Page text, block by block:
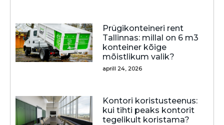
Prügikonteineri rent
Tallinnas: millal on 6 m3
konteiner kõige
mõistlikum valik?
aprill 24, 2026
Kontori koristusteenus:
kui tihti peaks kontorit
tegelikult koristama?